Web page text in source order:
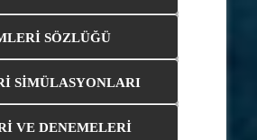
SÖZLÜĞÜ
SİMÜLASYONLARI
VE DENEMELERİ